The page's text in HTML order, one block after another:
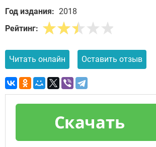
Год издания: 2018
Рейтинг:
Читать онлайн Оставить отзыв